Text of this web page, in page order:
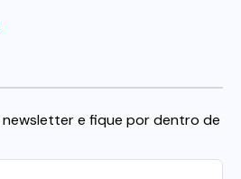
newsletter e fique por dentro de